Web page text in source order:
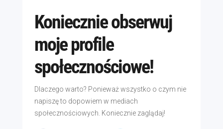
Koniecznie obserwuj
moje profile
społecznościowe!
Dlaczego warto? Ponieważ wszystko o czym nie
napiszę to dopowiem w mediach
społecznościowych. Koniecznie zaglądaj!